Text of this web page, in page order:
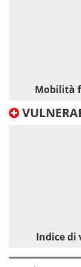
Mobilità
Indice di